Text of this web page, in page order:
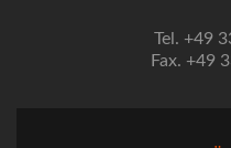
Tel. +49
Fax. +49